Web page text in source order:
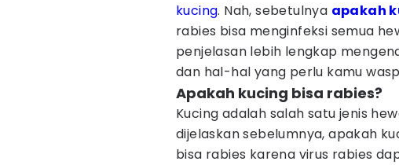
kucing. Nah, sebetulnya apakah
rabies bisa menginfeksi semua
penjelasan lebih lengkap
dan hal-hal yang perlu kamu
Apakah kucing bisa rabies?
Kucing adalah salah satu jenis
dijelaskan sebelumnya, apakah
bisa rabies karena virus rabies